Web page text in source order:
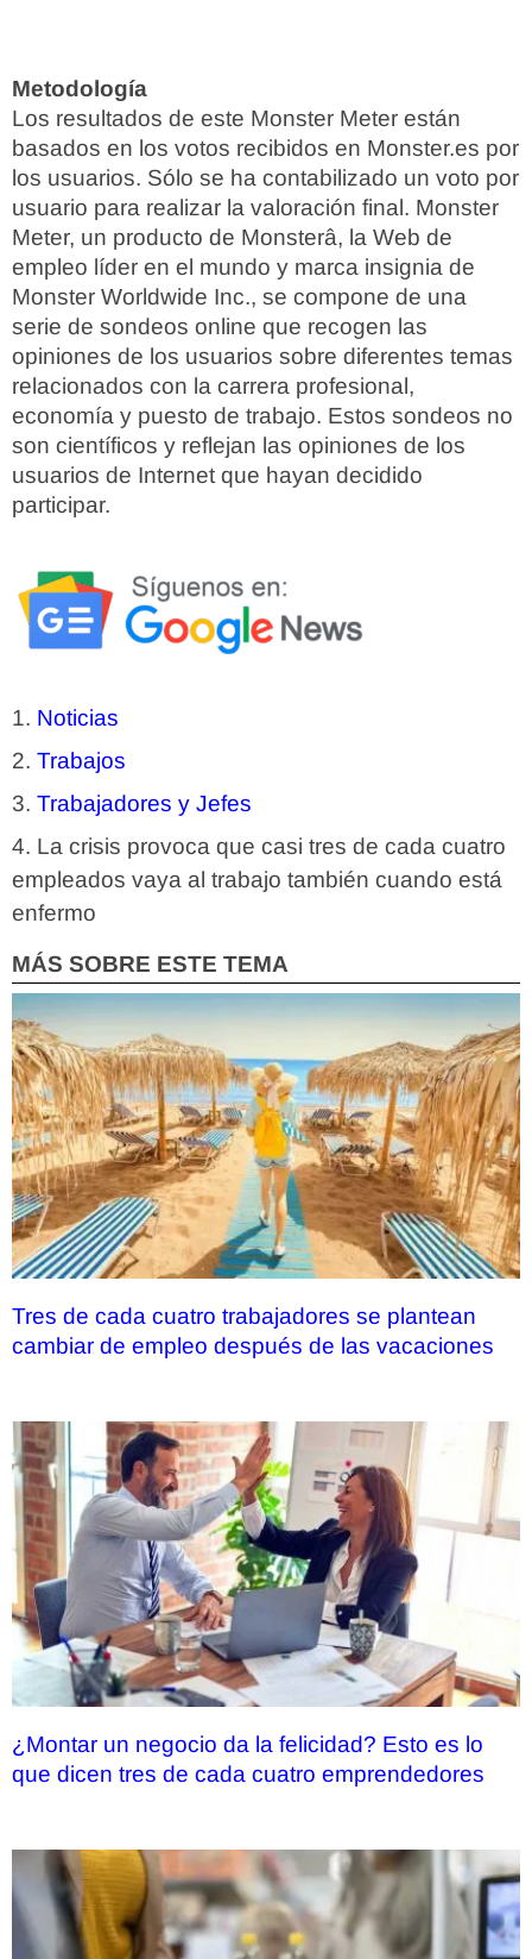
Metodología
Los resultados de este Monster Meter están
basados en los votos recibidos en Monster.es por
los usuarios. Sólo se ha contabilizado un voto por
usuario para realizar la valoración final. Monster
Meter, un producto de Monsterâ, la Web de
empleo líder en el mundo y marca insignia de
Monster Worldwide Inc., se compone de una
serie de sondeos online que recogen las
opiniones de los usuarios sobre diferentes temas
relacionados con la carrera profesional,
economía y puesto de trabajo. Estos sondeos no
son científicos y reflejan las opiniones de los
usuarios de Internet que hayan decidido
participar.
Noticias
Trabajos
Trabajadores y Jefes
La crisis provoca que casi tres de cada cuatro
empleados vaya al trabajo también cuando está
enfermo
MÁS SOBRE ESTE TEMA
Tres de cada cuatro trabajadores se plantean
cambiar de empleo después de las vacaciones
¿Montar un negocio da la felicidad? Esto es lo
que dicen tres de cada cuatro emprendedores